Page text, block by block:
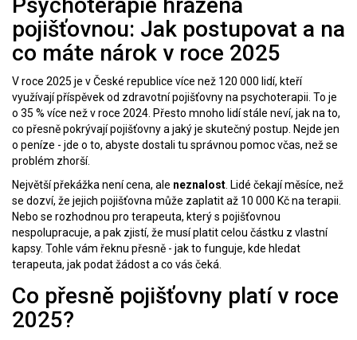
Psychoterapie hrazená
pojišťovnou: Jak postupovat a na
co máte nárok v roce 2025
V roce 2025 je v České republice více než 120 000 lidí, kteří
využívají příspěvek od zdravotní pojišťovny na psychoterapii. To je
o 35 % více než v roce 2024. Přesto mnoho lidí stále neví, jak na to,
co přesně pokrývají pojišťovny a jaký je skutečný postup. Nejde jen
o peníze - jde o to, abyste dostali tu správnou pomoc včas, než se
problém zhorší.
Největší překážka není cena, ale neznalost . Lidé čekají měsíce, než
se dozví, že jejich pojišťovna může zaplatit až 10 000 Kč na terapii.
Nebo se rozhodnou pro terapeuta, který s pojišťovnou
nespolupracuje, a pak zjistí, že musí platit celou částku z vlastní
kapsy. Tohle vám řeknu přesně - jak to funguje, kde hledat
terapeuta, jak podat žádost a co vás čeká.
Co přesně pojišťovny platí v roce
2025?